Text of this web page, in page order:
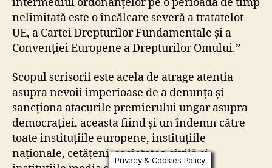
intermediul ordonanțelor pe o perioadă de timp
nelimitată este o încălcare severă a tratatelot
UE, a Cartei Drepturilor Fundamentale și a
Convenției Europene a Drepturilor Omului.”
Scopul scrisorii este acela de atrage atenția
asupra nevoii imperioase de a denunța și
sancționa atacurile premierului ungar asupra
democrației, aceasta fiind și un îndemn către
toate instituțiile europene, instituțiile
naționale, cetățeni, societatea civilă și
Privacy & Cookies Policy